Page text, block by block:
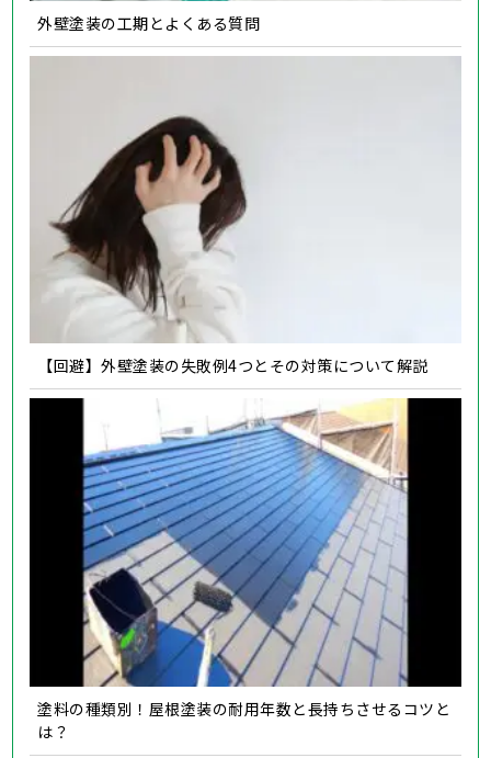
外壁塗装の工期とよくある質問
【回避】外壁塗装の失敗例4つとその対策について解説
塗料の種類別！屋根塗装の耐用年数と長持ちさせるコツと
は？